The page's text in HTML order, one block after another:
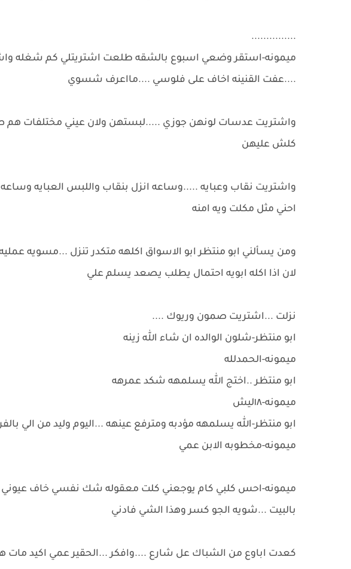
...............
ميمونه-استقر وضعي اسبوع بالشقه طلعت اشتريتلي كم شغله
....عفت القنينه اخاف على فلوسي ....مااعرف شسوي
واشتريت عدسات لونهن جوزي .....لبستهن ولان عيني مختلفات هم
كلش عليهن
واشتريت نقاب وعبايه .....وساعه انزل بنقاب واللبس العبايه
احني مثل مكلت ويه امنه
ومن يسألني ابو منتظر ابو الاسواق اكلهه متكدر تنزل ...مسويه
لان اذا اكله ابويه احتمال يطلب يصعد يسلم علي
نزلت ...اشتريت صمون وريوك ....
ابو منتظر-شلون الوالده ان شاء الله زينه
ميمونه-الحمدلله
ابو منتظر ..اختج الله يسلمهه شكد عمرهه
ميمونه-١٨ليش
ابو منتظر-الله يسلمهه مؤدبه ومترفع عينهه ...اليوم وليد من الي
ميمونه-مخطوبه الابن عمي
ميمونه-احس كلبي كام يوجعني كلت معقوله شك نفسي خاف
بالبيت ...شويه الجو كسر وهذا الشي فادني
كعدت اباوع من الشباك عل شارع ....وافكر ...الحقير عمي اكيد مات